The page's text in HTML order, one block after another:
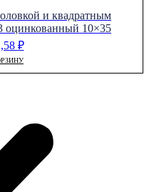
и квадратным
оцинкованный 10×35
₽